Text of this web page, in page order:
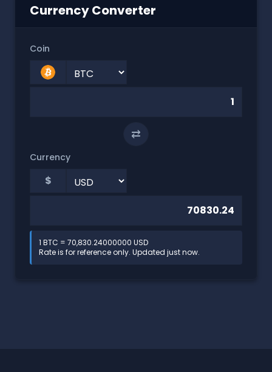
Currency Converter
Coin
⇄
Currency
$
1 BTC = 70,830.24000000 USD
Rate is for reference only. Updated just now.